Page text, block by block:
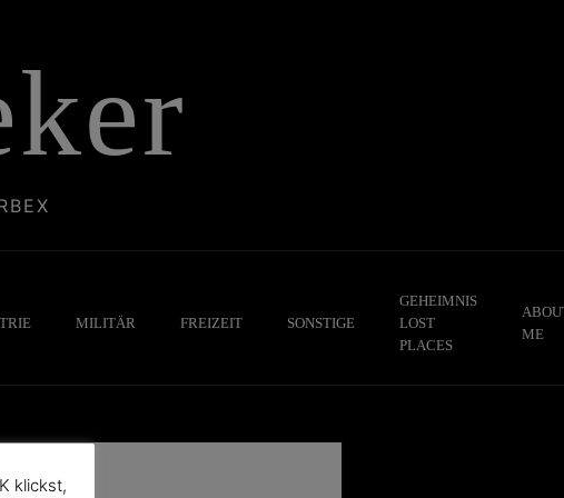
MILITÄR FREIZEIT SONSTIGE
GEHEIMNIS
LOST
PLACES
ME
klickst,